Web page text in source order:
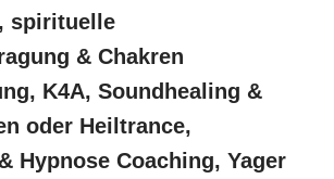
spirituelle
& Chakren
K4A, Soundhealing &
oder Heiltrance,
Hypnose Coaching, Yager